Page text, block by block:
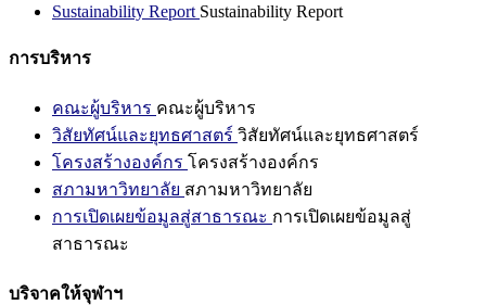
Sustainability Report Sustainability Report
การบริหาร
คณะผู้บริหาร คณะผู้บริหาร
วิสัยทัศน์และยุทธศาสตร์ วิสัยทัศน์และยุทธศาสตร์
โครงสร้างองค์กร โครงสร้างองค์กร
สภามหาวิทยาลัย สภามหาวิทยาลัย
การเปิดเผยข้อมูลสู่สาธารณะ การเปิดเผยข้อมูลสู่
สาธารณะ
บริจาคให้จุฬาฯ